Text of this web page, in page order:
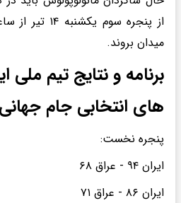
میدان بروند.
برنامه و نتایج تیم ملی
‌های انتخابی جام
پنجره نخست:
ایران ۹۴ - عراق ۶۸
ایران ۸۶ - عراق ۷۱